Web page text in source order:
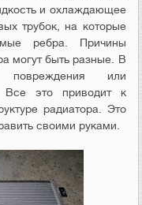
и охлаждающее
трубок, на которые
ребра. Причины
могут быть разные. В
повреждения или
Все это приводит к
радиатора. Это
своими руками.